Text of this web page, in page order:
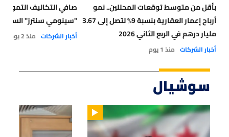
بأقل من متوسط توقعات المحللين.. نمو
أرباح إعمار العقارية بنسبة 9% لتصل إلى 3.67
مليار درهم في الربع الثاني 2026
أخبار الشركات منذ 1 يوم
صافي التكاليف
"سينومي سنترز"
أخبار الشركات منذ 2 يوم
سوشيال